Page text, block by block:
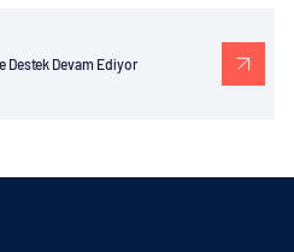
Destek Devam Ediyor